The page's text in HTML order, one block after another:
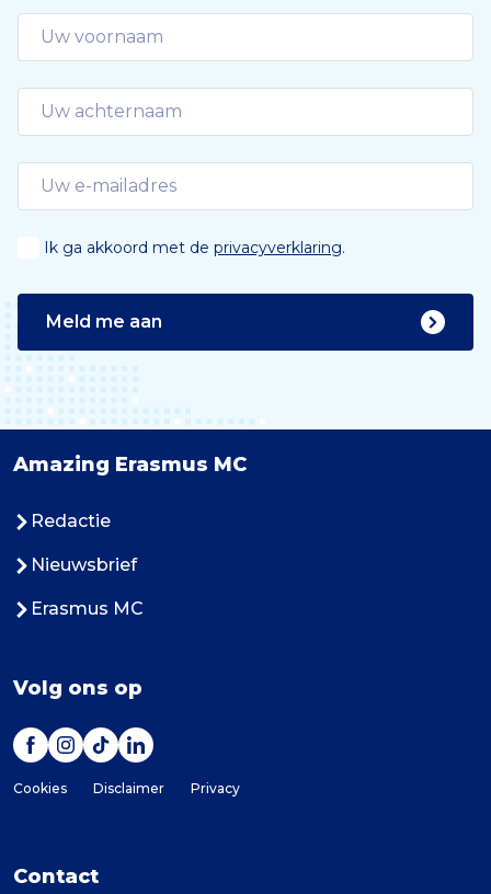
Ik ga akkoord met de privacyverklaring.
Meld me aan
Amazing Erasmus MC
Redactie
Nieuwsbrief
Erasmus MC
Volg ons op
Cookies Disclaimer Privacy
Contact